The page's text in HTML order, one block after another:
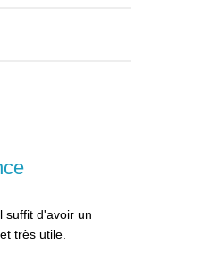
suffit d'avoir un
très utile.